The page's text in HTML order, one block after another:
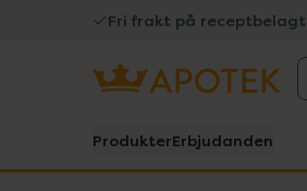
Fri frakt på receptbelagt
ProdukterErbjudanden